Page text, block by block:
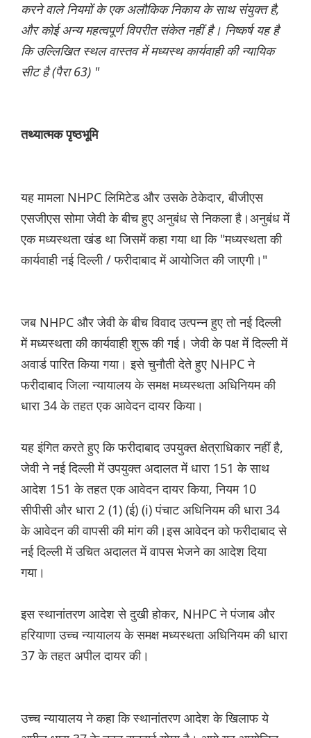
करने वाले नियमों के एक अलौकिक निकाय के साथ संयुक्त है,
और कोई अन्य महत्वपूर्ण विपरीत संकेत नहीं है। निष्कर्ष यह है
कि उल्लिखित स्थल वास्तव में मध्यस्थ कार्यवाही की न्यायिक
सीट है (पैरा 63) "
तथ्यात्मक पृष्ठभूमि
यह मामला NHPC लिमिटेड और उसके ठेकेदार, बीजीएस
एसजीएस सोमा जेवी के बीच हुए अनुबंध से निकला है।अनुबंध में
एक मध्यस्थता खंड था जिसमें कहा गया था कि "मध्यस्थता की
कार्यवाही नई दिल्ली / फरीदाबाद में आयोजित की जाएगी।"
जब NHPC और जेवी के बीच विवाद उत्पन्न हुए तो नई दिल्ली
में मध्यस्थता की कार्यवाही शुरू की गई। जेवी के पक्ष में दिल्ली में
अवार्ड पारित किया गया। इसे चुनौती देते हुए NHPC ने
फरीदाबाद जिला न्यायालय के समक्ष मध्यस्थता अधिनियम की
धारा 34 के तहत एक आवेदन दायर किया।
यह इंगित करते हुए कि फरीदाबाद उपयुक्त क्षेत्राधिकार नहीं है,
जेवी ने नई दिल्ली में उपयुक्त अदालत में धारा 151 के साथ
आदेश 151 के तहत एक आवेदन दायर किया, नियम 10
सीपीसी और धारा 2 (1) (ई) (i) पंचाट अधिनियम की धारा 34
के आवेदन की वापसी की मांग की।इस आवेदन को फरीदाबाद से
नई दिल्ली में उचित अदालत में वापस भेजने का आदेश दिया
गया।
इस स्थानांतरण आदेश से दुखी होकर, NHPC ने पंजाब और
हरियाणा उच्च न्यायालय के समक्ष मध्यस्थता अधिनियम की धारा
37 के तहत अपील दायर की।
उच्च न्यायालय ने कहा कि स्थानांतरण आदेश के खिलाफ ये